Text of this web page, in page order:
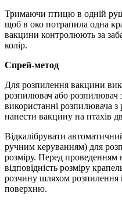
Тримаючи птицю в одній
щоб в око потрапила одна
вакцини контролюють за
колір.
Спрей-метод
Для розпилення вакцини
розпилювач або
використанні розпилювача
нанести вакцину на птахів
Відкалібрувати
ручним керуванням) для
розміру. Перед проведенням
відповідність розміру
розчину шляхом розпилення
поверхню.